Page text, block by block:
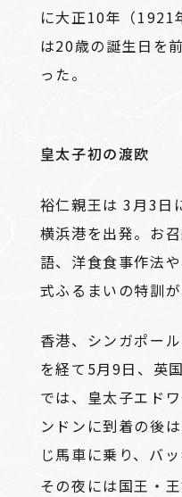
に大正10年（1921
は20歳の誕生日を
った。
皇太子初の渡欧
裕仁親王は 3月3日
横浜港を出発。お
語、洋食食事作法
式ふるまいの特訓が
香港、シンガポー
を経て5月9日、英
では、皇太子エド
ンドンに到着の後
じ馬車に乗り、バ
その夜には国王・